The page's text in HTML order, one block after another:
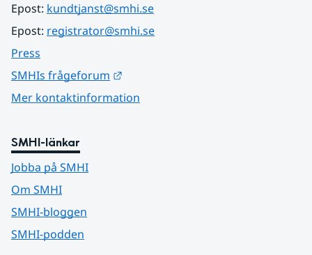
Epost: kundtjanst@smhi.se
Epost: registrator@smhi.se
Press
SMHIs frågeforum
Mer kontaktinformation
SMHI-länkar
Jobba på SMHI
Om SMHI
SMHI-bloggen
SMHI-podden